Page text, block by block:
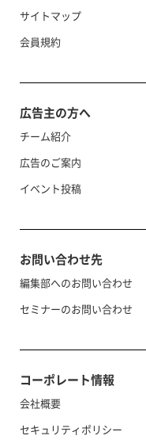
サイトマップ
会員規約
広告主の方へ
チーム紹介
広告のご案内
イベント投稿
お問い合わせ先
編集部へのお問い合わせ
セミナーのお問い合わせ
コーポレート情報
会社概要
セキュリティポリシー